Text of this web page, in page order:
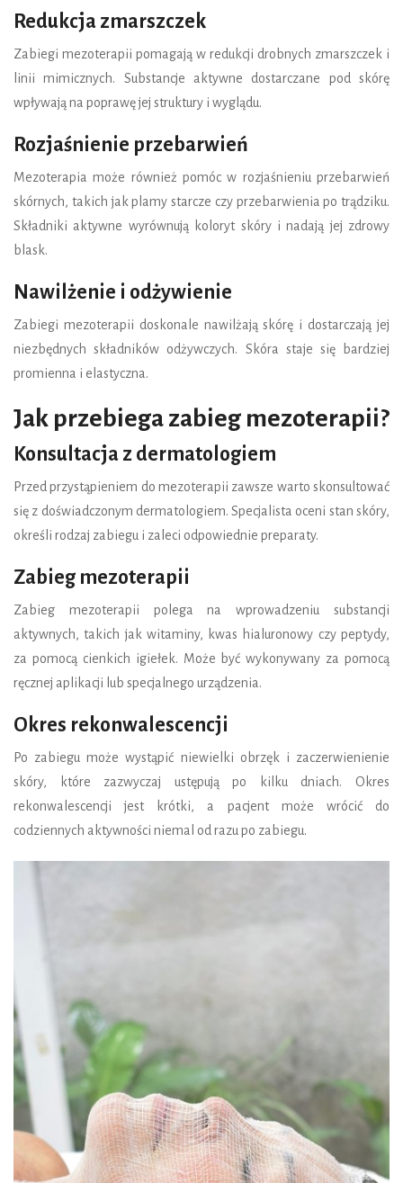
Redukcja zmarszczek
Zabiegi mezoterapii pomagają w redukcji drobnych zmarszczek i
linii mimicznych. Substancje aktywne dostarczane pod skórę
wpływają na poprawę jej struktury i wyglądu.
Rozjaśnienie przebarwień
Mezoterapia może również pomóc w rozjaśnieniu przebarwień
skórnych, takich jak plamy starcze czy przebarwienia po trądziku.
Składniki aktywne wyrównują koloryt skóry i nadają jej zdrowy
blask.
Nawilżenie i odżywienie
Zabiegi mezoterapii doskonale nawilżają skórę i dostarczają jej
niezbędnych składników odżywczych. Skóra staje się bardziej
promienna i elastyczna.
Jak przebiega zabieg mezoterapii?
Konsultacja z dermatologiem
Przed przystąpieniem do mezoterapii zawsze warto skonsultować
się z doświadczonym dermatologiem. Specjalista oceni stan skóry,
określi rodzaj zabiegu i zaleci odpowiednie preparaty.
Zabieg mezoterapii
Zabieg mezoterapii polega na wprowadzeniu substancji
aktywnych, takich jak witaminy, kwas hialuronowy czy peptydy,
za pomocą cienkich igiełek. Może być wykonywany za pomocą
ręcznej aplikacji lub specjalnego urządzenia.
Okres rekonwalescencji
Po zabiegu może wystąpić niewielki obrzęk i zaczerwienienie
skóry, które zazwyczaj ustępują po kilku dniach. Okres
rekonwalescencji jest krótki, a pacjent może wrócić do
codziennych aktywności niemal od razu po zabiegu.